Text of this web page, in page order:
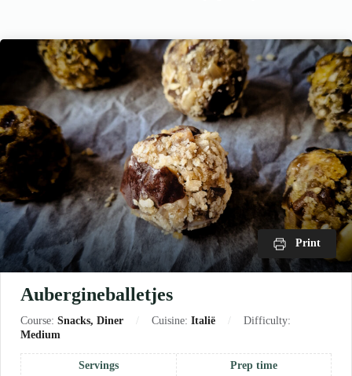
Print
Aubergineballetjes
Course: Snacks, Diner Cuisine: Italië
Difficulty:
Medium
Servings
Prep time